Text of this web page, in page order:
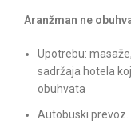
Aranžman ne
Upotrebu:
sadržaja hotela
obuhvata
Autobuski prevoz.